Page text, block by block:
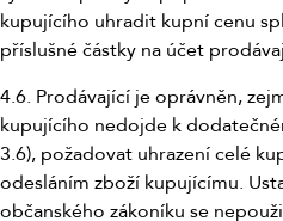
kupujícího uhradit kupní cenu
příslušné částky na účet
4.6. Prodávající je oprávněn,
kupujícího nedojde k
3.6), požadovat uhrazení celé
odesláním zboží kupujícímu.
občanského zákoníku se